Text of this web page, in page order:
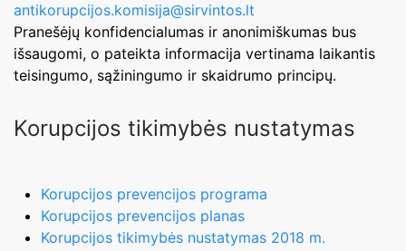
antikorupcijos.komisija@sirvintos.lt
Pranešėjų konfidencialumas ir anonimiškumas bus
išsaugomi, o pateikta informacija vertinama laikantis
teisingumo, sąžiningumo ir skaidrumo principų.
Korupcijos tikimybės nustatymas
Korupcijos prevencijos programa
Korupcijos prevencijos planas
Korupcijos tikimybės nustatymas 2018 m.